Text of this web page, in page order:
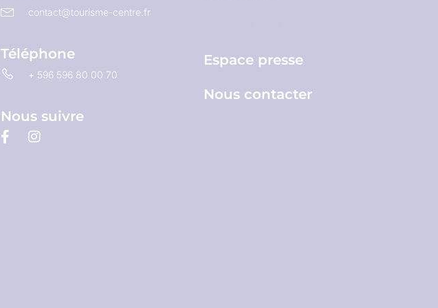
contact@tourisme-centre.fr
Téléphone
+ 596 596 80 00 70
Nous suivre
Espace presse
Nous contacter